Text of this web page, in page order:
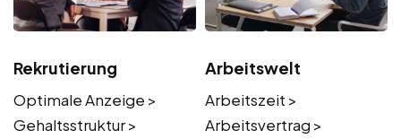
Rekrutierung
Optimale Anzeige >
Gehaltsstruktur >
Arbeitswelt
Arbeitszeit >
Arbeitsvertrag >